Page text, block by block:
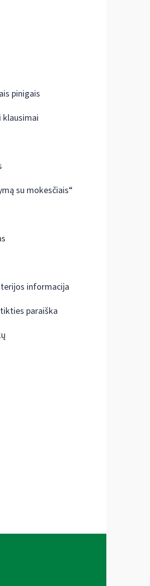
pinigais
klausimai
su mokesčiais“
informacija
paraiška